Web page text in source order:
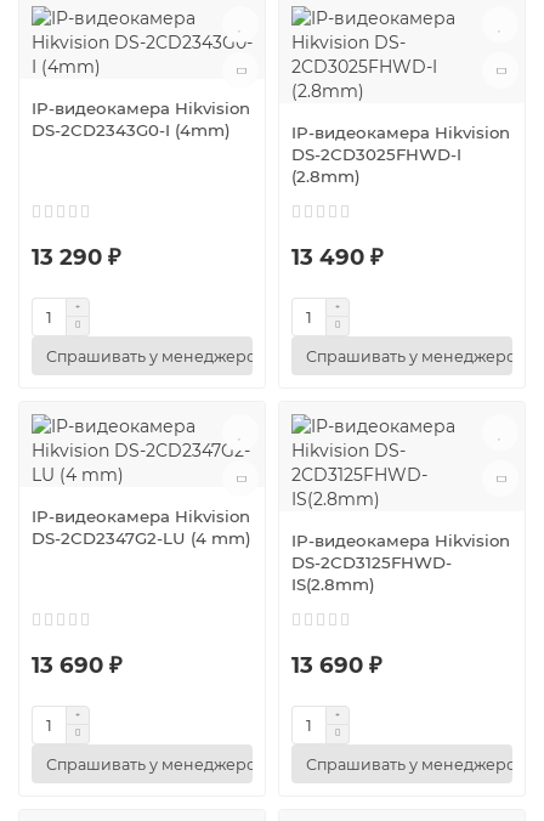
IP-видеокамера Hikvision
DS-2CD2343G0-I (4mm)
13 290 ₽
Спрашивать у менеджеров
IP-видеокамера Hikvision
DS-2CD3025FHWD-I
(2.8mm)
13 490 ₽
Спрашивать у менеджеров
IP-видеокамера Hikvision
DS-2CD2347G2-LU (4 mm)
13 690 ₽
Спрашивать у менеджеров
IP-видеокамера Hikvision
DS-2CD3125FHWD-
IS(2.8mm)
13 690 ₽
Спрашивать у менеджеров